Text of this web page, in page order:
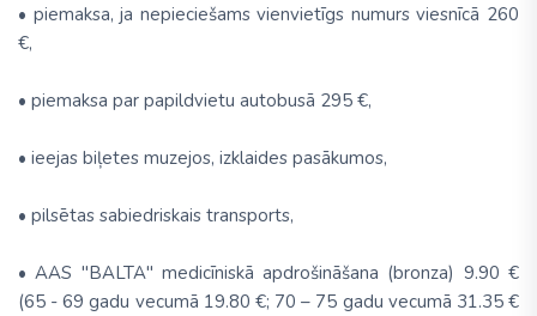
• piemaksa, ja nepieciešams vienvietīgs numurs viesnīcā 260
€,
• piemaksa par papildvietu autobusā 295 €,
• ieejas biļetes muzejos, izklaides pasākumos,
• pilsētas sabiedriskais transports,
• AAS "BALTA'' medicīniskā apdrošināšana (bronza) 9.90 €
(65 - 69 gadu vecumā 19.80 €; 70 – 75 gadu vecumā 31.35 €